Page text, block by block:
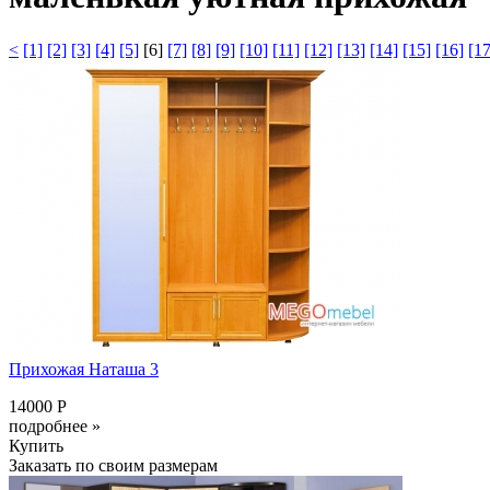
< [1] [2] [3] [4] [5] [6] [7] [8] [9] [10] [11] [12] [13] [14] [15] [16]
Прихожая Наташа 3
14000 Р
подробнее »
Купить
Заказать по своим размерам